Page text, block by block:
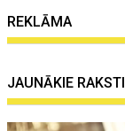
REKLĀMA
JAUNĀKIE RAKSTI